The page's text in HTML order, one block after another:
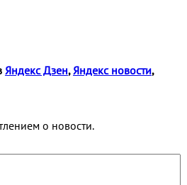
Яндекс Дзен, Яндекс новости,
о новости.